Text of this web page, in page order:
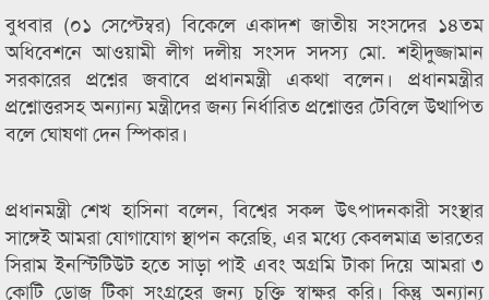
বুধবার (০১ সেপ্টেম্বর) বিকেলে একাদশ জাতীয় সংসদের ১৪তম
অধিবেশনে আওয়ামী লীগ দলীয় সংসদ সদস্য মো. শহীদুজ্জামান
সরকারের প্রশ্নের জবাবে প্রধানমন্ত্রী একথা বলেন। প্রধানমন্ত্রীর
প্রশ্নোত্তরসহ অন্যান্য মন্ত্রীদের জন্য নির্ধারিত প্রশ্নোত্তর টেবিলে উত্থাপিত
বলে ঘোষণা দেন স্পিকার।
প্রধানমন্ত্রী শেখ হাসিনা বলেন, বিশ্বের সকল উৎপাদনকারী সংস্থার
সাঙ্গেই আমরা যোগাযোগ স্থাপন করেছি, এর মধ্যে কেবলমাত্র ভারতের
সিরাম ইনস্টিটিউট হতে সাড়া পাই এবং অগ্রমি টাকা দিয়ে আমরা ৩
কোটি ডোজ টিকা সংগ্রহের জন্য চুক্তি স্বাক্ষর করি। কিন্তু অন্যান্য